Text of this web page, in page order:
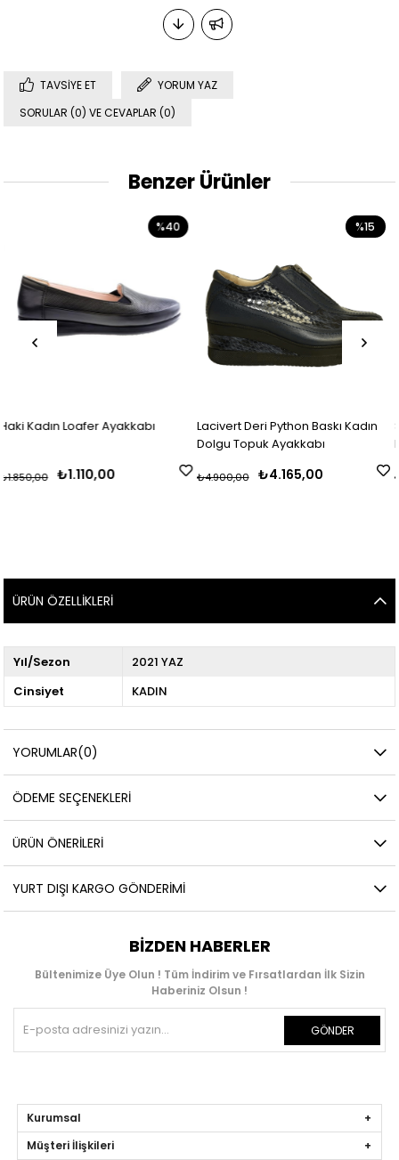
TAVSIYE ET
YORUM YAZ
SORULAR (0) VE CEVAPLAR (0)
Benzer Ürünler
Ayakkabı
Lacivert Deri Python Baskı Kadın
Dolgu Topuk Ayakkabı
₺4.165,00
₺4.900,00
Süet Siyah
Kadın Ayakkabı
₺4.400,00
ÜRÜN ÖZELLIKLERI
Yıl/Sezon
2021 YAZ
Cinsiyet
KADIN
YORUMLAR(0)
ÖDEME SEÇENEKLERI
ÜRÜN ÖNERILERI
YURT DIŞI KARGO GÖNDERIMI
BIZDEN HABERLER
Bültenimize Üye Olun ! Tüm İndirim ve Fırsatlardan İlk Sizin
Haberiniz Olsun !
GÖNDER
Kurumsal
Müşteri İlişkileri